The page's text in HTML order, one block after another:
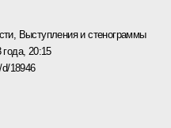
, Выступления и стенограммы
20:15
d/18946